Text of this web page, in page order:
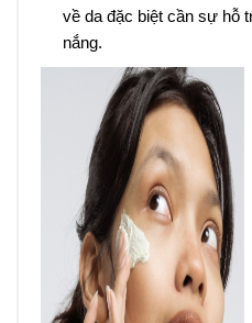
về da đặc biệt cần sự hỗ
nắng.